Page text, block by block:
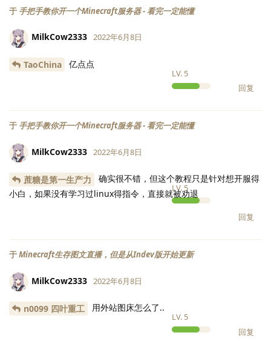
于 手把手教你开一个Minecraft服务器 - 看完一定能懂
MilkCow2333
LV. 5
2022年6月8日
TaoChina 亿点点
回复
于 手把手教你开一个Minecraft服务器 - 看完一定能懂
MilkCow2333
LV. 5
2022年6月8日
蔗糖是第一生产力
确实很不错，但这个教程只是针对想开服得
小白，如果没有学习过linux得指令，直接就被劝退
回复
于Minecraft生存图文直播，但是从Indev版开始更新
MilkCow2333
LV. 5
2022年6月8日
n0099 四叶重工 用外站图床怎么了..
回复